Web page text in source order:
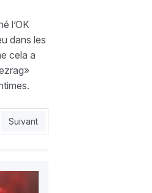
l’OK
dans les
cela a
Article suivant : ESS : Les Sétifiens
Suivant